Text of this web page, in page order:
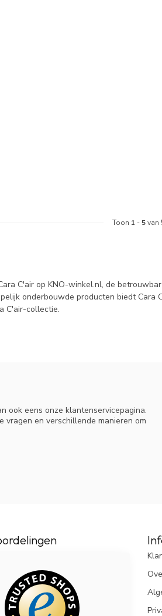
Toon 1 - 5van
C'air op KNO-winkel.nl, de
onderbouwde producten biedt Cara
C'air-collectie.
ook eens onze klantenservicepagina.
vragen en verschillende manieren om